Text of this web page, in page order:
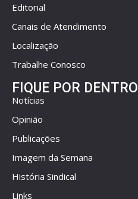
Editorial
Canais de Atendimento
Localização
Trabalhe Conosco
FIQUE POR DENTRO
Notícias
Opinião
Publicações
Imagem da Semana
História Sindical
Links